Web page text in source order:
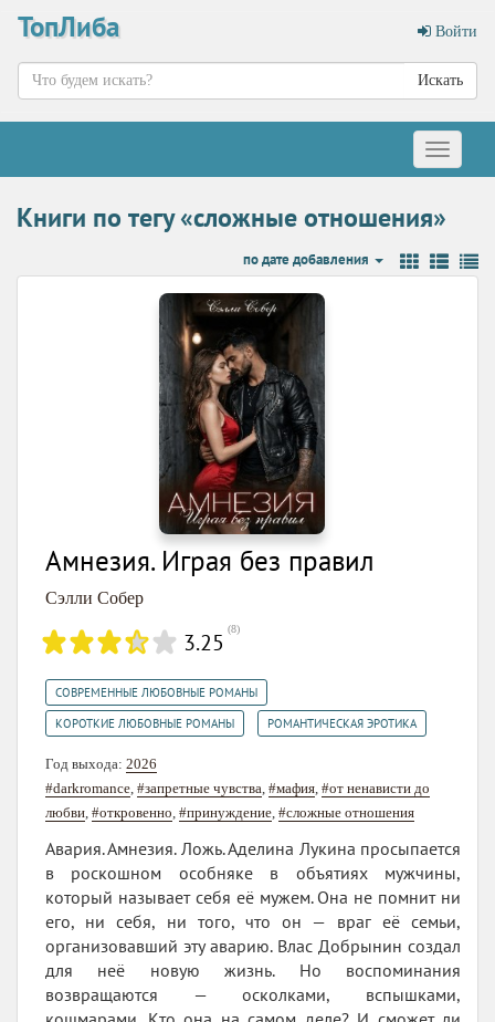
ТопЛиба Войти
Искать
Меню
Книги по тегу «сложные отношения»
по дате добавления
Амнезия. Играя без правил
Сэлли Собер
3.25 (8)
СОВРЕМЕННЫЕ ЛЮБОВНЫЕ РОМАНЫ
КОРОТКИЕ ЛЮБОВНЫЕ РОМАНЫ РОМАНТИЧЕСКАЯ ЭРОТИКА
Год выхода: 2026
#darkromance, #запретные чувства, #мафия, #от ненависти до
любви, #откровенно, #принуждение, #сложные отношения
Авария. Амнезия. Ложь. Аделина Лукина просыпается
в роскошном особняке в объятиях мужчины,
который называет себя её мужем. Она не помнит ни
его, ни себя, ни того, что он — враг её семьи,
организовавший эту аварию. Влас Добрынин создал
для неё новую жизнь. Но воспоминания
возвращаются — осколками, вспышками,